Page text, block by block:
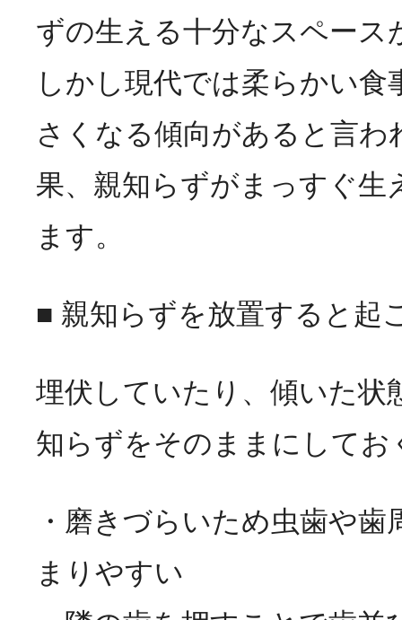
ずの生える十分なスペース
しかし現代では柔らかい食
さくなる傾向があると言わ
果、親知らずがまっすぐ生
ます。
■ 親知らずを放置すると起
埋伏していたり、傾いた状
知らずをそのままにしてお
・磨きづらいため虫歯や
まりやすい